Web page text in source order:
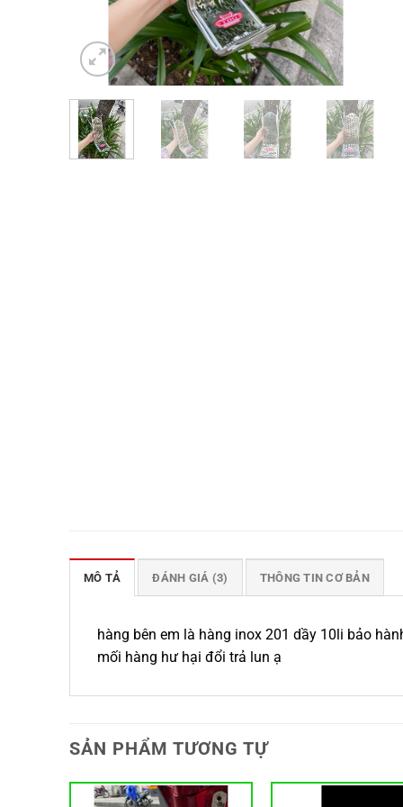
MÔ TẢ ĐÁNH GIÁ (3) THÔNG TIN CƠ BẢN
hàng bên em là hàng inox 201 dầy 10li bảo
mối hàng hư hại đổi trả lun ạ
SẢN PHẨM TƯƠNG TỰ